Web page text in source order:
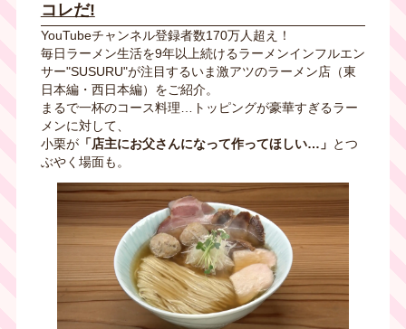
コレだ!
YouTubeチャンネル登録者数170万人超え！
毎日ラーメン生活を9年以上続けるラーメンインフルエン
サー"SUSURU"が注目するいま激アツのラーメン店（東
日本編・西日本編）をご紹介。
まるで一杯のコース料理…トッピングが豪華すぎるラー
メンに対して、
小栗が「店主にお父さんになって作ってほしい…」 とつ
ぶやく場面も。